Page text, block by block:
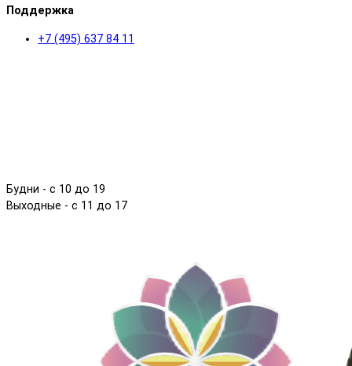
Поддержка
+7 (495) 637 84 11
Будни - с 10 до 19
Выходные - c 11 до 17